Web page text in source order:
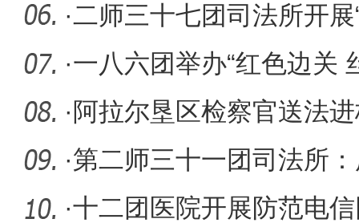
·二师三十七团司法所开
传活
·一八六团举办“红色边关
解说员
· 阿拉尔垦区检察官送法
植千名师
·第二师三十一团司法所
校园普法
·十二团医院开展防范电